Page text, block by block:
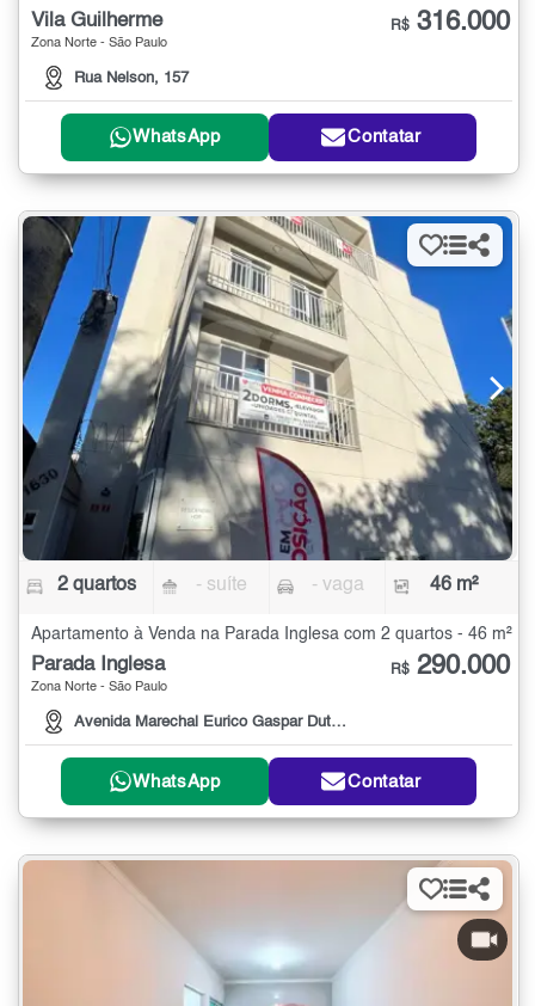
Vila Guilherme
Zona Norte - São Paulo
Rua Nelson, 157
R$ 316.000
WhatsApp Contatar
2 quartos - suíte - vaga 46 m²
Apartamento à Venda na Parada Inglesa com 2 quartos - 46 m²
Parada Inglesa
Zona Norte - São Paulo
Avenida Marechal Eurico Gaspar Dutra, 1630
R$ 290.000
WhatsApp Contatar